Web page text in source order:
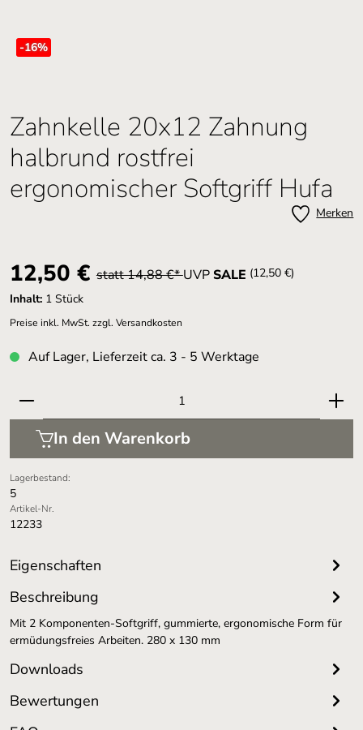
-16%
Zahnkelle 20x12 Zahnung
halbrund rostfrei
ergonomischer Softgriff Hufa
Merken
12,50 € statt 14,88 €*UVPSALE (12,50 €)
Inhalt: 1 Stück
Preise inkl. MwSt. zzgl. Versandkosten
Auf Lager, Lieferzeit ca. 3 - 5 Werktage
Produkt Anzahl: Gib den gewünschten Wert ein
In den Warenkorb
Lagerbestand:
5
Artikel-Nr.
12233
Eigenschaften
Beschreibung
Mit 2 Komponenten-Softgriff, gummierte, ergonomische Form für
ermüdungsfreies Arbeiten. 280 x 130 mm
Downloads
Bewertungen